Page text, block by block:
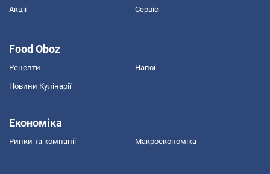
Акції Сервіс
Food Oboz
Рецепти Напої
Новини Кулінарії
Економіка
Ринки та компанії Макроекономіка